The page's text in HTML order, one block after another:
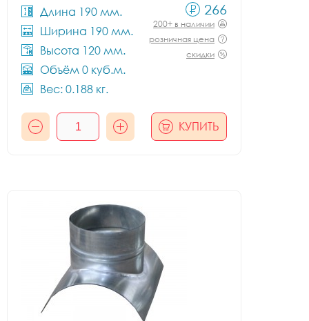
Длина 190 мм.
Ширина 190 мм.
Высота 120 мм.
Объём 0 куб.м.
Вес: 0.188 кг.
266
200+ в наличии
розничная цена
скидки
КУПИТЬ